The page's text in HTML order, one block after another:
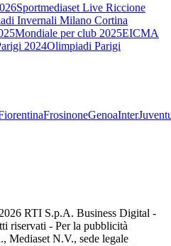
Sportmediaset Live Riccione
Invernali Milano Cortina
Mondiale per club 2025EICMA
2024Olimpiadi Parigi
FrosinoneGenoaInter
2026 RTI S.p.A. Business Digital -
riservati - Per la pubblicità
Mediaset N.V., sede legale